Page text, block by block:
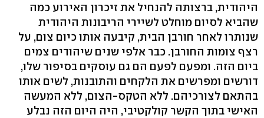
היהודית, ברצותה להנחיל את זיכרון האירוע כמה
שהביא לסיום מוחלט לשיירי הריבונות היהודית
שנותרו לאחר חורבן הבית, קיבעה אותו כיום צום, על
רצף צומות החורבן. כבר אלפי שנים שיהודים צמים
ביום הזה. ומפעם לפעם הם גם עוסקים בסיפור שלו,
דורשים ומפרשים את הלקחים והתובנות, לשים אותו
בהתאם לצורכיהם. ללא הטקס-הצום, ללא המעשה
האישי בתוך הקשר קולקטיבי, היה היום הזה נבלע